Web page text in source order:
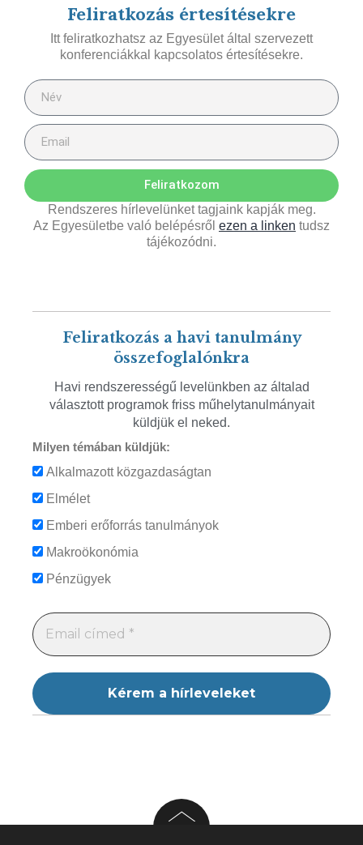
Feliratkozás értesítésekre
Itt feliratkozhatsz az Egyesület által szervezett
konferenciákkal kapcsolatos értesítésekre.
Feliratkozom
Rendszeres hírlevelünket tagjaink kapják meg.
Az Egyesületbe való belépésről ezen a linken tudsz
tájékozódni.
Feliratkozás a havi tanulmány
összefoglalónkra
Havi rendszerességű levelünkben az általad
választott programok friss műhelytanulmányait
küldjük el neked.
Milyen témában küldjük:
Alkalmazott közgazdaságtan
Elmélet
Emberi erőforrás tanulmányok
Makroökonómia
Pénzügyek